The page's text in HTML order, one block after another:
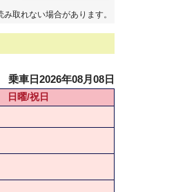
取れない場合があります。
乗車日2026年08月08日
日曜/祝日